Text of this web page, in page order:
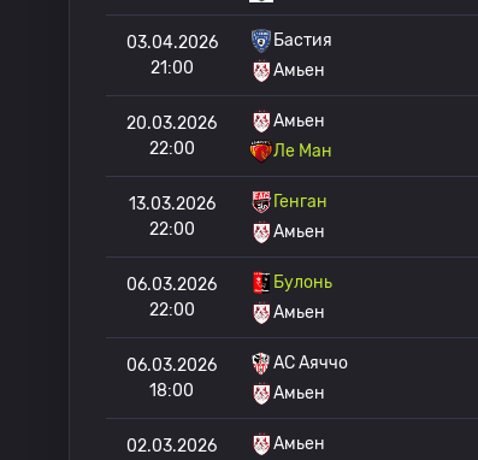
03.04.2026
21:00
Бастия
Амьен
20.03.2026
22:00
Амьен
Ле Ман
13.03.2026
22:00
Генган
Амьен
06.03.2026
22:00
Булонь
Амьен
06.03.2026
18:00
AC Аяччо
Амьен
02.03.2026
Амьен